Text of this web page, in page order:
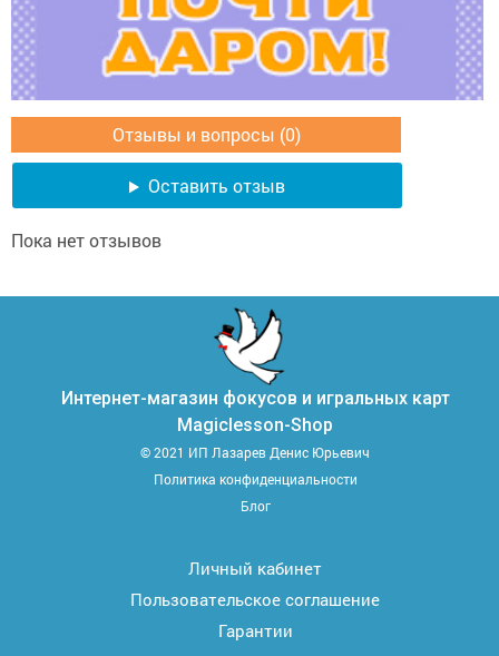
Отзывы и вопросы (0)
Оставить отзыв
Пока нет отзывов
Интернет-магазин фокусов и игральных карт
Magiclesson-Shop
© 2021 ИП Лазарев Денис Юрьевич
Политика конфиденциальности
Блог
Личный кабинет
Пользовательское соглашение
Гарантии